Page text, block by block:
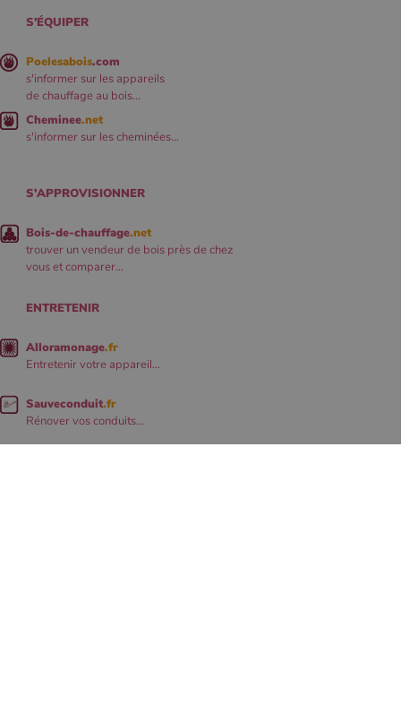
S'ÉQUIPER
Poelesabois.com
s'informer sur les appareils
de chauffage au bois...
Cheminee.net
s'informer sur les cheminées...
S'APPROVISIONNER
Bois-de-chauffage.net
trouver un vendeur de bois près de chez
vous et comparer...
ENTRETENIR
Alloramonage.fr
Entretenir votre appareil...
Sauveconduit.fr
Rénover vos conduits...